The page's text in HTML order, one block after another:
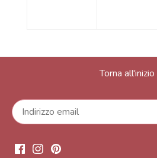
Torna all'inizio